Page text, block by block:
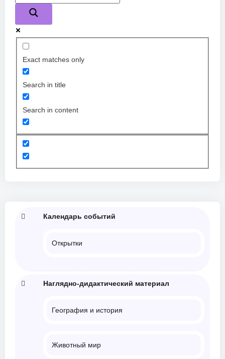
Exact matches only
Search in title
Search in content
Календарь событий
Открытки
Наглядно-дидактический материал
География и история
Животный мир